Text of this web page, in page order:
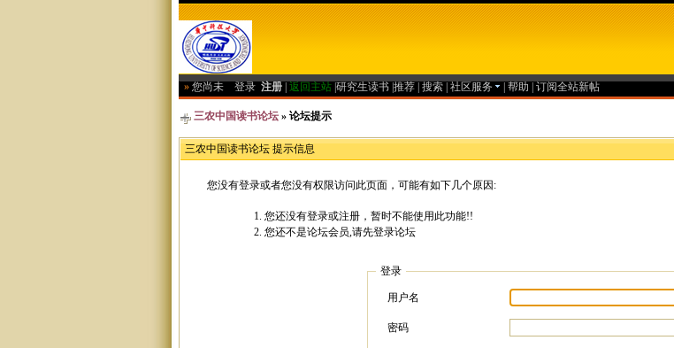
» 您尚未 登录 注册 返回主站 研究生读书 推荐 搜索 社区服务 帮助 订阅全站新帖
三农中国读书论坛 » 论坛提示
三农中国读书论坛 提示信息
您没有登录或者您没有权限访问此页面，可能有如下几个原因:
您还没有登录或注册，暂时不能使用此功能!!
您还不是论坛会员,请先登录论坛
登录
用户名
密码